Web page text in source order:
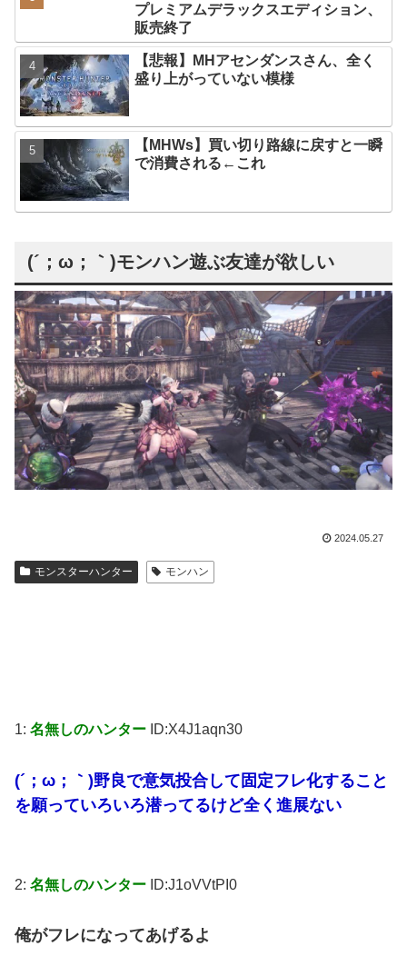
プレミアムデラックスエディション、
販売終了
【悲報】MHアセンダンスさん、全く
盛り上がっていない模様
【MHWs】買い切り路線に戻すと一瞬
で消費される←これ
(´；ω；｀)モンハン遊ぶ友達が欲しい
2024.05.27
モンスターハンター モンハン
1: 名無しのハンター ID:X4J1aqn30
(´；ω；｀)野良で意気投合して固定フレ化すること
を願っていろいろ潜ってるけど全く進展ない
2: 名無しのハンター ID:J1oVVtPI0
俺がフレになってあげるよ